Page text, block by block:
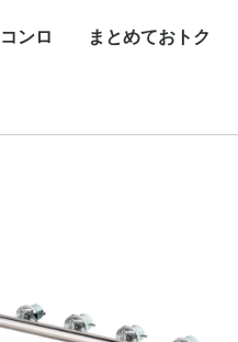
フッ素コート付
式自動点火
式マッチ点火
式自動点火
式マッチ点火スタンダード/ダブル
スタンダード/シング
デラックス/シングル
デラックス/ダブル
小型
専門店
炭火焼
ンロ まとめておトク